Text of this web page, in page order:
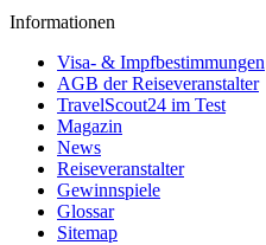
Informationen
Visa- & Impfbestimmungen
AGB der Reiseveranstalter
TravelScout24 im Test
Magazin
News
Reiseveranstalter
Gewinnspiele
Glossar
Sitemap